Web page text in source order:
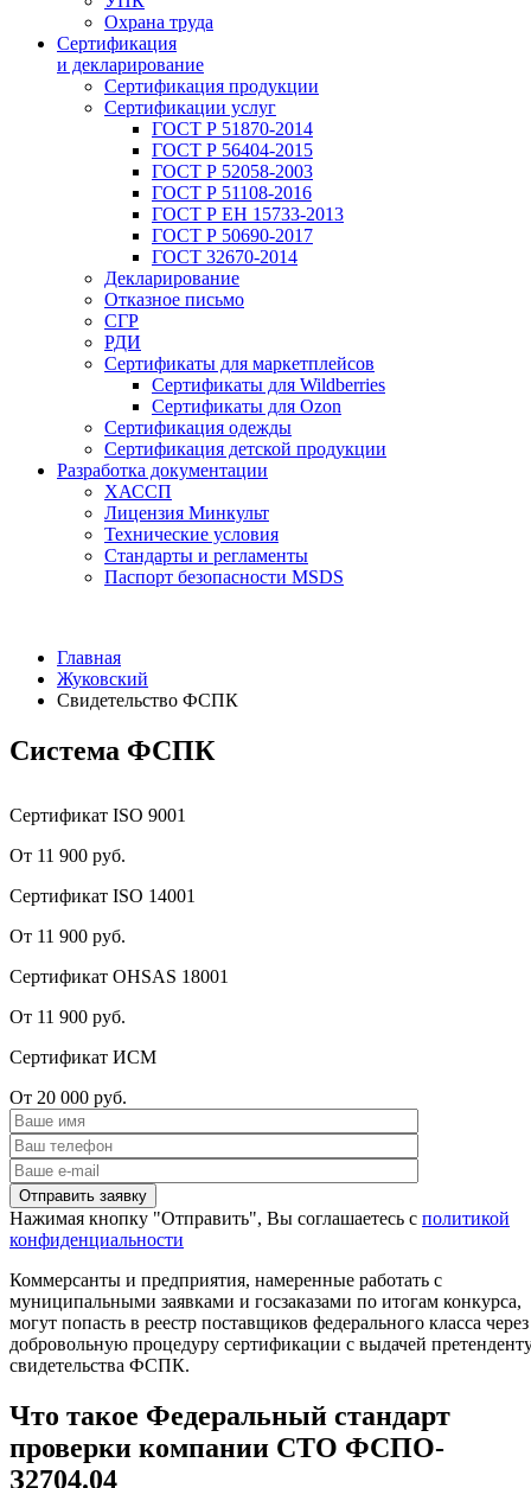
Охрана труда
Сертификация
и декларирование
Сертификация продукции
Сертификации услуг
ГОСТ Р 51870-2014
ГОСТ Р 56404-2015
ГОСТ Р 52058-2003
ГОСТ Р 51108-2016
ГОСТ Р ЕН 15733-2013
ГОСТ Р 50690-2017
ГОСТ 32670-2014
Декларирование
Отказное письмо
СГР
РДИ
Сертификаты для маркетплейсов
Сертификаты для Wildberries
Сертификаты для Ozon
Сертификация одежды
Сертификация детской продукции
Разработка документации
ХАССП
Лицензия Минкульт
Технические условия
Стандарты и регламенты
Паспорт безопасности MSDS
Главная
Жуковский
Свидетельство ФСПК
Система ФСПК
Сертификат ISO 9001
От 11 900 руб.
Сертификат ISO 14001
От 11 900 руб.
Сертификат OHSAS 18001
От 11 900 руб.
Сертификат ИСМ
От 20 000 руб.
Нажимая кнопку "Отправить", Вы соглашаетесь с политикой
конфиденциальности
Коммерсанты и предприятия, намеренные работать с
муниципальными заявками и госзаказами по итогам конкурса,
могут попасть в реестр поставщиков федерального класса через
добровольную процедуру сертификации с выдачей
свидетельства ФСПК.
Что такое Федеральный стандарт
проверки компании СТО ФСПО-
З2704.04